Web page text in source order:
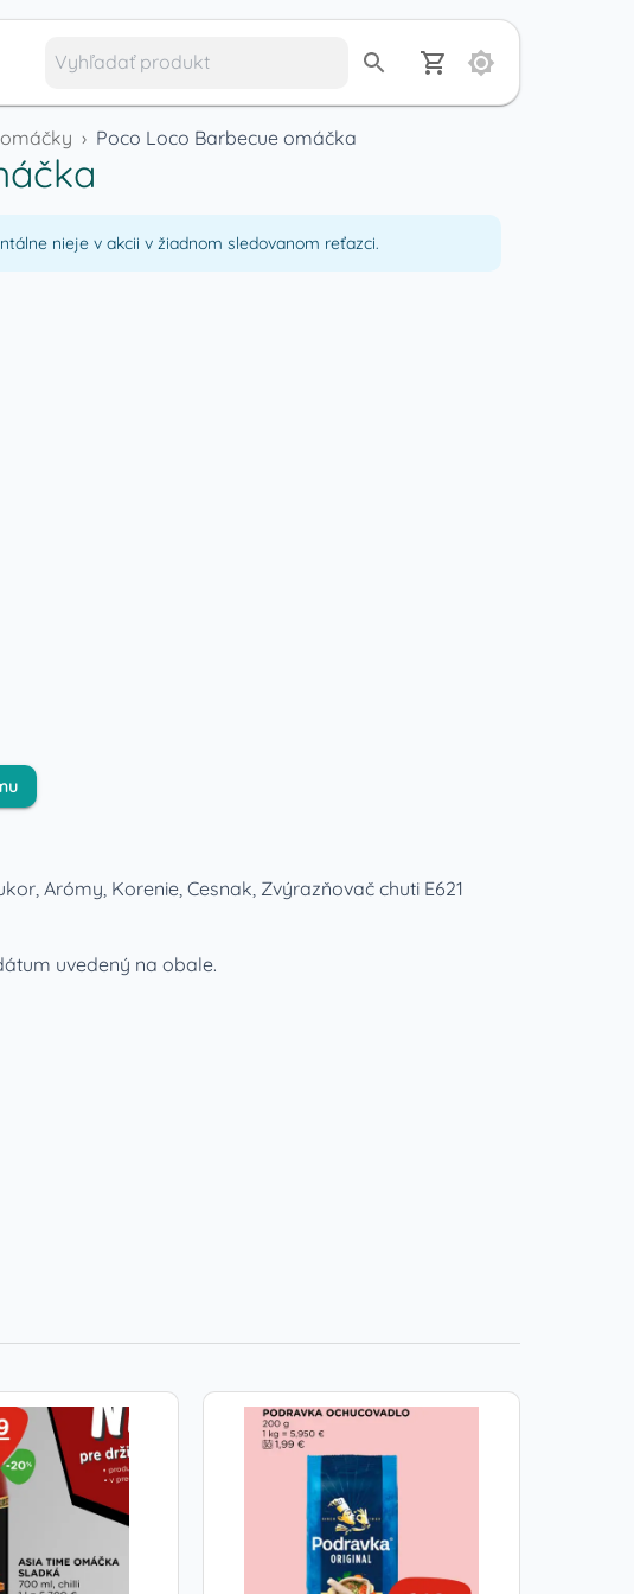
› Poco Loco Barbecue omáčka
nieje v akcii v žiadnom sledovanom reťazci.
Arómy, Korenie, Cesnak, Zvýrazňovač chuti E621
uvedený na obale.